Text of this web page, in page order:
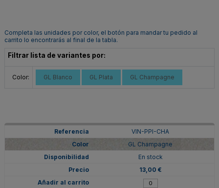
Completa las unidades por color, el botón para mandar tu pedido al
carrito lo encontrarás al final de la tabla.
Filtrar lista de variantes por:
Color: GL Blanco GL Plata GL Champagne
VIN-PPI-CHA
GL Champagne
En stock
13,00 €